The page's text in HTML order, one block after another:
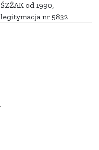
ŚZŻAK od 1990,
legitymacja nr 5832